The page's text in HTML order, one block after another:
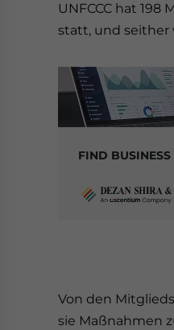
UNFCCC hat 198
statt, und seither
FIND BUSINESS
Von den
sie Maßnahmen